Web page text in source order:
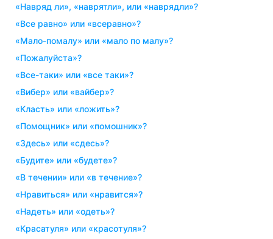
«навряд ли», «наврятли», или «наврядли»?
«все равно» или «всеравно»?
«мало-помалу» или «мало по малу»?
«пожалуйста»?
«все-таки» или «все таки»?
«вибер» или «вайбер»?
«класть» или «ложить»?
«помощник» или «помошник»?
«здесь» или «сдесь»?
«будите» или «будете»?
«в течении» или «в течение»?
«нравиться» или «нравится»?
«надеть» или «одеть»?
«красатуля» или «красотуля»?